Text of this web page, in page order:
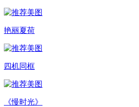
艳丽夏荷
四机同框
《慢时光》